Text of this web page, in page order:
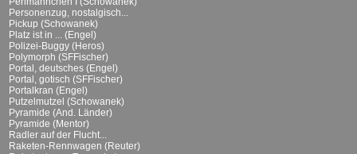
Personenzug, nostalgisch...
Pickup (Schowanek)
Platz ist in ... (Engel)
Polizei-Buggy (Heros)
Polymorph (SFFischer)
Portal, deutsches (Engel)
Portal, gotisch (SFFischer)
Portalkran (Engel)
Putzelmutzel (Schowanek)
Pyramide (And. Länder)
Pyramide (Mentor)
Radler auf der Flucht...
Raketen-Rennwagen (Reuter)